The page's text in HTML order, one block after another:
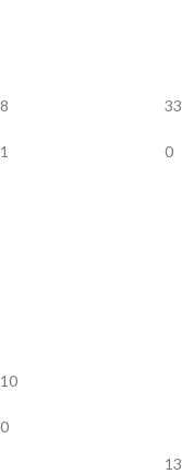
8
1
33
0
10
0
13